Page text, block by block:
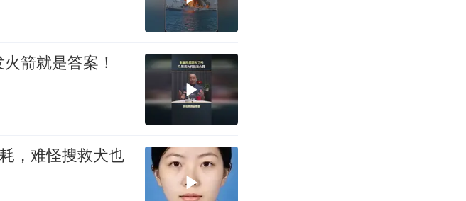
箭就是答案！
，难怪搜救犬也